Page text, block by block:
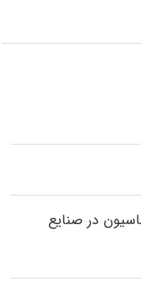
در صنایع